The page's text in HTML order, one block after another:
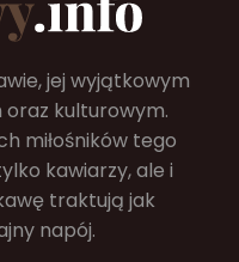
jej wyjątkowym
oraz kulturowym.
miłośników tego
kawiarzy, ale i
traktują jak
napój.